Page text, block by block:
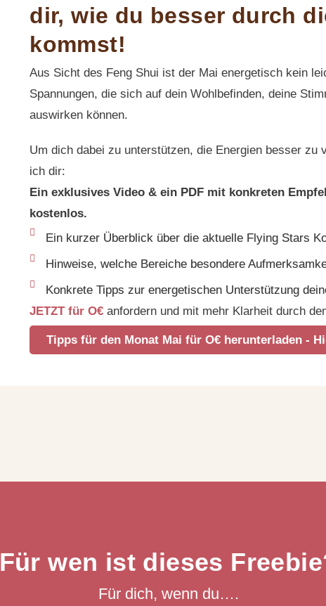
dir, wie du besser durch
kommst!
Aus Sicht des Feng Shui ist der Mai energetisch kein
Spannungen, die sich auf dein Wohlbefinden, deine
auswirken können.
Um dich dabei zu unterstützen, die Energien besser zu
ich dir:
Ein exklusives Video & ein PDF mit konkreten
kostenlos.
Ein kurzer Überblick über die aktuelle Flying Stars
Hinweise, welche Bereiche besondere
Konkrete Tipps zur energetischen Unterstützung
JETZT für O€ anfordern und mit mehr Klarheit durch
Tipps für den Monat Mai für O€ herunterladen -
Für wen ist dieses
Für dich, wenn du….